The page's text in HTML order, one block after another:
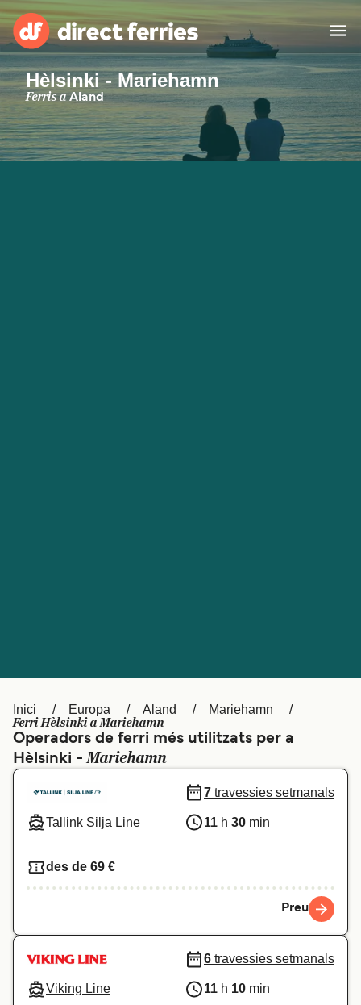
Països
Bitllets de Ferry
Ελλάδα Belgique (FR)
Polska Deutschland
Schweiz (DE) Norge
Hèlsinki - Mariehamn
Ferris aAland
Inici Europa Aland Mariehamn
Ferri Hèlsinki a Mariehamn
Operadors de ferri més utilitzats per a
Hèlsinki -Mariehamn
Tallink Silja Line
7 travessies setmanals
11 h 30 min
des de 69 €
Preu
Viking Line
6 travessies setmanals
11 h 10 min